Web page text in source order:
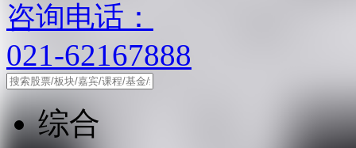
咨询电话：
021-62167888
综合